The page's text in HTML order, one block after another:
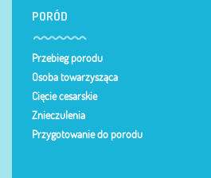
PORÓD
Przebieg porodu
Osoba towarzysząca
Cięcie cesarskie
Znieczulenia
Przygotowanie do porodu